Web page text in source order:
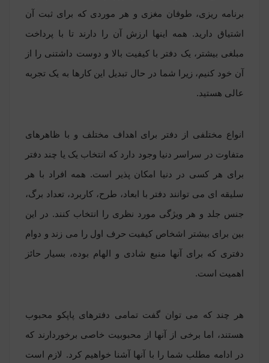
برنامه ریزی، طوفان مغزی و هر موردی که برای ثبت آن
اشتیاق دارید. همه اینها ارزش آن را دارند تا با پرداخت
مبلغی بیشتر، یک دفتر با کیفیت بالا و دوست داشتنی را از
آن خود کنیم، زیرا شما در حال تبدیل این کارها به یک تجربه
عالی هستید.
انواع مختلفی از دفتر برای اهداف مختلف و با ظاهرهای
متفاوت در سراسر دنیا وجود دارد که انتخاب یک یا چند دفتر
برای هر کسی در دنیا امکان پذیر است. همه افراد با هر
سلیقه ای می توانند دفتر با ابعاد، طرح، کاربرد، تعداد برگ،
جنس جلد و هر ویژگی مورد نظری را انتخاب کنند. در این
بین برای بیشتر اشخاص کیفیت حرف اول را می زند و دوام
دفتری که برای آنها منبع شادی و الهام بوده، بسیار حائز
اهمیت است.
هر چند که می توان گفت تمامی دفترهای پاپکو محبوب
هستند، اما برخی از آنها از محبوبیت خاصی برخوردارند که
در ادامه مطلب شما را با آنها آشنا خواهیم کرد. لازم است